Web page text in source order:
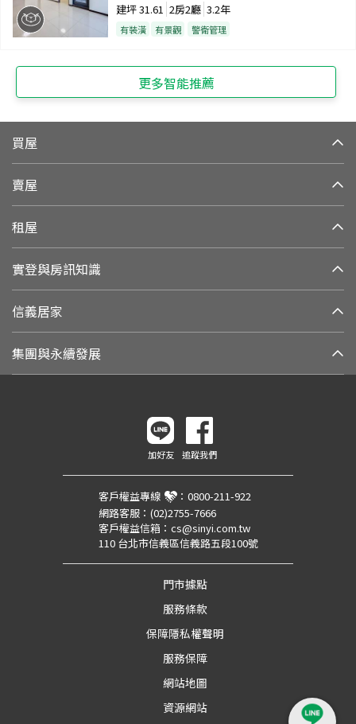
建坪31.61 2房2廳 3.2年
有裝潢 有景觀 警衛管理
更多智能推薦
買屋
賣屋
租屋
實登與房訊知識
信義居家
集團與永續發展
加好友 追蹤我們
客戶權益專線 ： 0800-211-922
網路客服： (02)2755-7666
客戶權益信箱： cs@sinyi.com.tw
110 台北市信義區信義路五段100號
門市據點
服務條款
保障隱私權聲明
服務保障
網站地圖
資源網站